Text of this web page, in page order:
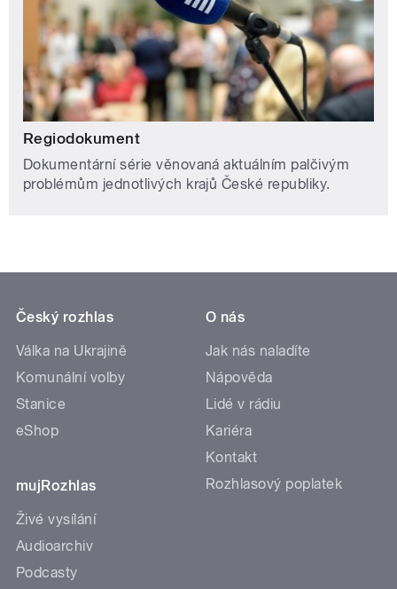
Regiodokument
Dokumentární série věnovaná aktuálním palčivým
problémům jednotlivých krajů České republiky.
Český rozhlas
Válka na Ukrajině
Komunální volby
Stanice
eShop
mujRozhlas
Živé vysílání
Audioarchiv
Podcasty
O nás
Jak nás naladíte
Nápověda
Lidé v rádiu
Kariéra
Kontakt
Rozhlasový poplatek